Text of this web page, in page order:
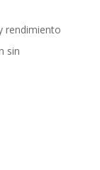
rendimiento
sin